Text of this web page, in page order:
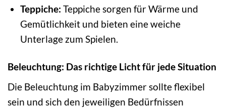
Teppiche: Teppiche sorgen für Wärme und
Gemütlichkeit und bieten eine weiche
Unterlage zum Spielen.
Beleuchtung: Das richtige Licht für jede Situation
Die Beleuchtung im Babyzimmer sollte flexibel
sein und sich den jeweiligen Bedürfnissen